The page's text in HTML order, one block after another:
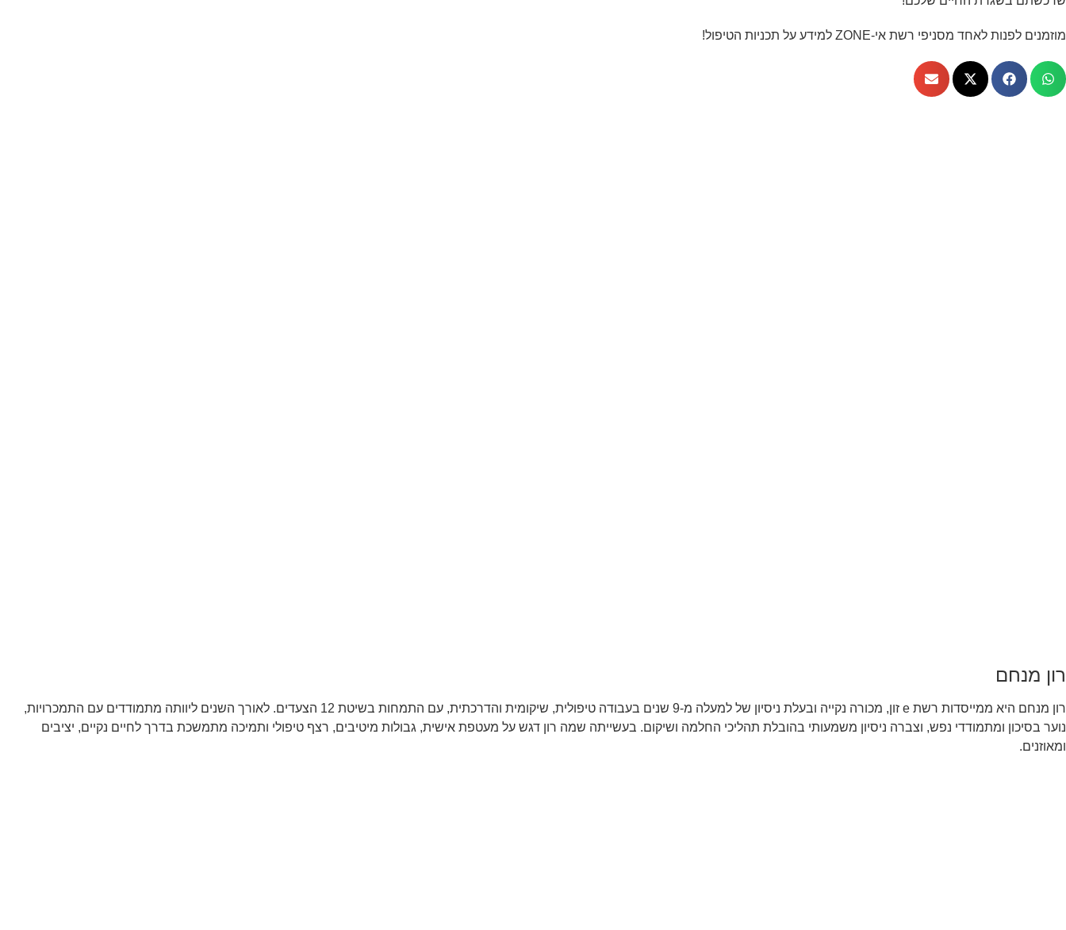
מוזמנים לפנות לאחד מסניפי רשת אי-ZONE למידע על תכניות הטיפול!
רון מנחם
רון מנחם היא ממייסדות רשת e זון, מכורה נקייה ובעלת ניסיון של למעלה מ-9 שנים בעבודה טיפולית, שיקומית והדרכתית, עם התמחות בשיטת 12 הצעדים. לאורך השנים ליוותה מתמודדים עם התמכרויות,
נוער בסיכון ומתמודדי נפש, וצברה ניסיון משמעותי בהובלת תהליכי החלמה ושיקום. בעשייתה שמה רון דגש על מעטפת אישית, גבולות מיטיבים, רצף טיפולי ותמיכה מתמשכת בדרך לחיים נקיים, יציבים
ומאוזנים.